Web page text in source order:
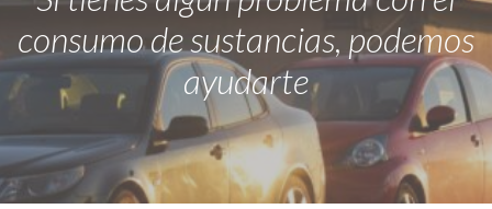
consumo de sustancias, podemos
ayudarte